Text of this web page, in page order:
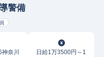
警備
奈川
日給1万3500円～1